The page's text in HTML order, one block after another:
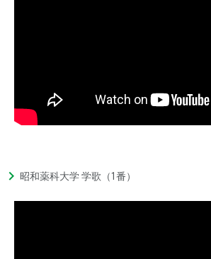
昭和薬科大学 学歌（1番）